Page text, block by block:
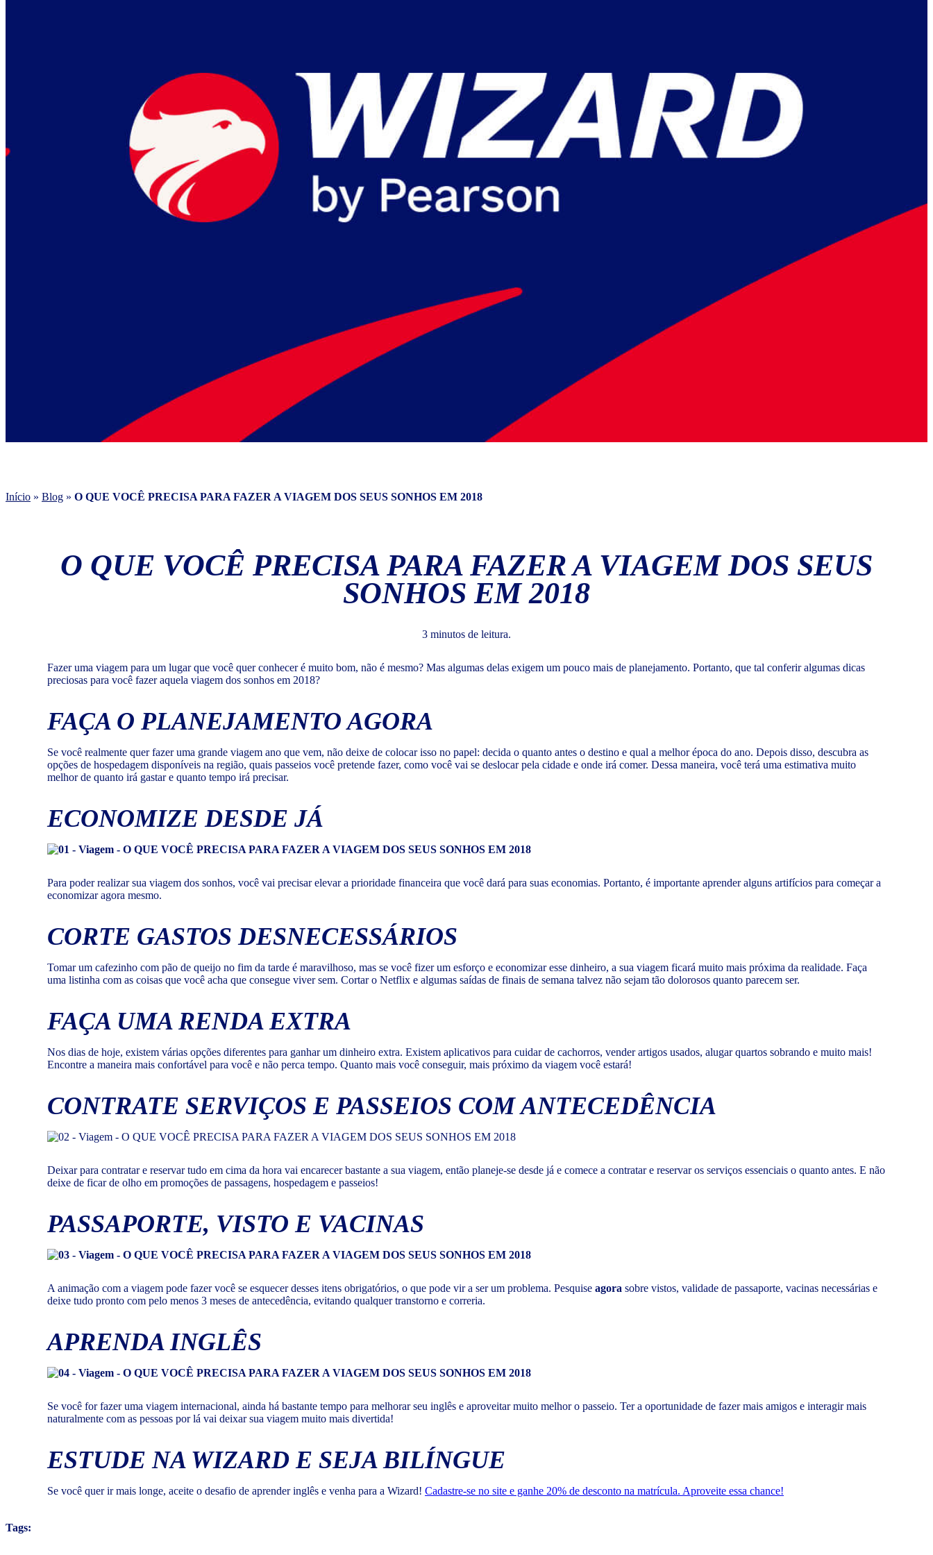
Início » Blog » O QUE VOCÊ PRECISA PARA FAZER A VIAGEM DOS SEUS SONHOS EM 2018
O QUE VOCÊ PRECISA PARA FAZER A VIAGEM DOS SEUS
SONHOS EM 2018
3 minutos de leitura.
Fazer uma viagem para um lugar que você quer conhecer é muito bom, não é mesmo? Mas algumas delas exigem um pouco mais de planejamento. Portanto, que tal conferir algumas dicas
preciosas para você fazer aquela viagem dos sonhos em 2018?
FAÇA O PLANEJAMENTO AGORA
Se você realmente quer fazer uma grande viagem ano que vem, não deixe de colocar isso no papel: decida o quanto antes o destino e qual a melhor época do ano. Depois disso, descubra as
opções de hospedagem disponíveis na região, quais passeios você pretende fazer, como você vai se deslocar pela cidade e onde irá comer. Dessa maneira, você terá uma estimativa muito
melhor de quanto irá gastar e quanto tempo irá precisar.
ECONOMIZE DESDE JÁ
Para poder realizar sua viagem dos sonhos, você vai precisar elevar a prioridade financeira que você dará para suas economias. Portanto, é importante aprender alguns artifícios para começar a
economizar agora mesmo.
CORTE GASTOS DESNECESSÁRIOS
Tomar um cafezinho com pão de queijo no fim da tarde é maravilhoso, mas se você fizer um esforço e economizar esse dinheiro, a sua viagem ficará muito mais próxima da realidade. Faça
uma listinha com as coisas que você acha que consegue viver sem. Cortar o Netflix e algumas saídas de finais de semana talvez não sejam tão dolorosos quanto parecem ser.
FAÇA UMA RENDA EXTRA
Nos dias de hoje, existem várias opções diferentes para ganhar um dinheiro extra. Existem aplicativos para cuidar de cachorros, vender artigos usados, alugar quartos sobrando e muito mais!
Encontre a maneira mais confortável para você e não perca tempo. Quanto mais você conseguir, mais próximo da viagem você estará!
CONTRATE SERVIÇOS E PASSEIOS COM ANTECEDÊNCIA
Deixar para contratar e reservar tudo em cima da hora vai encarecer bastante a sua viagem, então planeje-se desde já e comece a contratar e reservar os serviços essenciais o quanto antes. E não
deixe de ficar de olho em promoções de passagens, hospedagem e passeios!
PASSAPORTE, VISTO E VACINAS
A animação com a viagem pode fazer você se esquecer desses itens obrigatórios, o que pode vir a ser um problema. Pesquise agora sobre vistos, validade de passaporte, vacinas necessárias e
deixe tudo pronto com pelo menos 3 meses de antecedência, evitando qualquer transtorno e correria.
APRENDA INGLÊS
Se você for fazer uma viagem internacional, ainda há bastante tempo para melhorar seu inglês e aproveitar muito melhor o passeio. Ter a oportunidade de fazer mais amigos e interagir mais
naturalmente com as pessoas por lá vai deixar sua viagem muito mais divertida!
ESTUDE NA WIZARD E SEJA BILÍNGUE
Se você quer ir mais longe, aceite o desafio de aprender inglês e venha para a Wizard! Cadastre-se no site e ganhe 20% de desconto na matrícula. Aproveite essa chance!
Tags: